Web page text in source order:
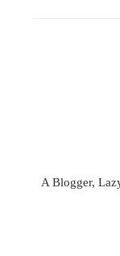
A Blogger,